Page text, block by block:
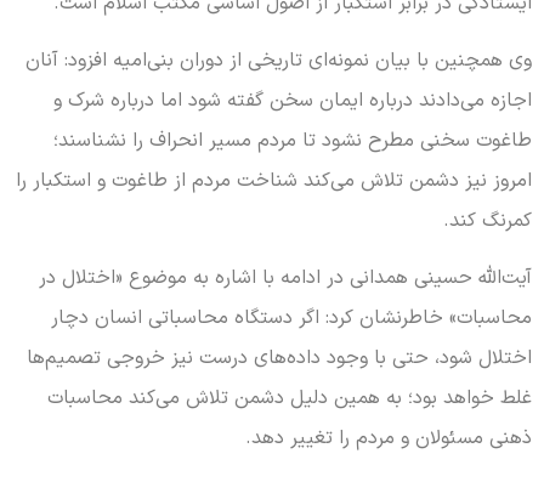
وی همچنین با بیان نمونه‌ای تاریخی از دوران بنی‌امیه افزود: آنان
اجازه می‌دادند درباره ایمان سخن گفته شود اما درباره شرک و
طاغوت سخنی مطرح نشود تا مردم مسیر انحراف را نشناسند؛
امروز نیز دشمن تلاش می‌کند شناخت مردم از طاغوت و استکبار را
کمرنگ کند.
آیت‌الله حسینی همدانی در ادامه با اشاره به موضوع «اختلال در
محاسبات» خاطرنشان کرد: اگر دستگاه محاسباتی انسان دچار
اختلال شود، حتی با وجود داده‌های درست نیز خروجی تصمیم‌ها
غلط خواهد بود؛ به همین دلیل دشمن تلاش می‌کند محاسبات
ذهنی مسئولان و مردم را تغییر دهد.